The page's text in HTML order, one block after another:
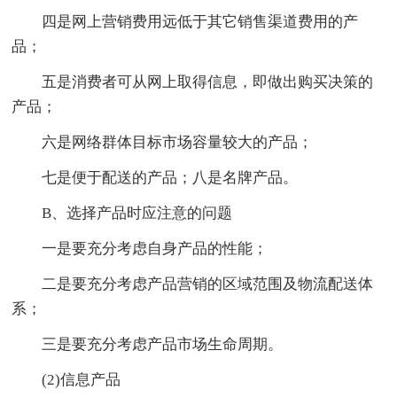
四是网上营销费用远低于其它销售渠道费用的产
品；
五是消费者可从网上取得信息，即做出购买决策的
产品；
六是网络群体目标市场容量较大的产品；
七是便于配送的产品；八是名牌产品。
B、选择产品时应注意的问题
一是要充分考虑自身产品的性能；
二是要充分考虑产品营销的区域范围及物流配送体
系；
三是要充分考虑产品市场生命周期。
(2)信息产品